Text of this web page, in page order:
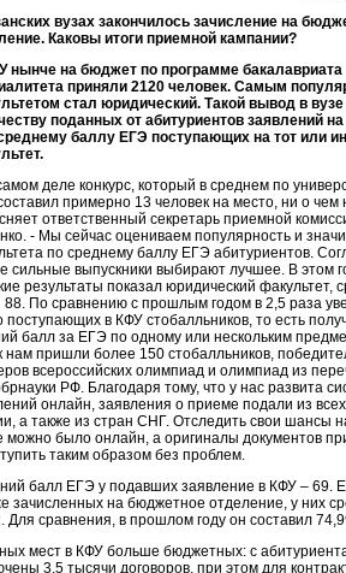
вузах закончилось зачисление на
Каковы итоги приемной кампании?
нынче на бюджет по программе бакалавриата
приняли 2120 человек. Самым
стал юридический. Такой вывод в
поданных от абитуриентов заявлений
баллу ЕГЭ поступающих на тот или
деле конкурс, который в среднем по
примерно 13 человек на место, ни о чем
ответственный секретарь приемной
- Мы сейчас оцениваем популярность и
по среднему баллу ЕГЭ абитуриентов.
сильные выпускники выбирают лучшее. В этом
результаты показал юридический факультет,
По сравнению с прошлым годом в 2,5 раза
поступающих в КФУ стобалльников, то есть
балл за ЕГЭ по одному или нескольким
нам пришли более 150 стобалльников,
всероссийских олимпиад и олимпиад из
РФ. Благодаря тому, что у нас развита
онлайн, заявления о приеме подали из
а также из стран СНГ. Отследить свои шансы
можно было онлайн, а оригиналы документов
таким образом без проблем.
балл ЕГЭ у подавших заявление в КФУ – 69.
зачисленных на бюджетное отделение, у них
Для сравнения, в прошлом году он составил
мест в КФУ больше бюджетных: с
3,5 тысячи договоров, при этом для